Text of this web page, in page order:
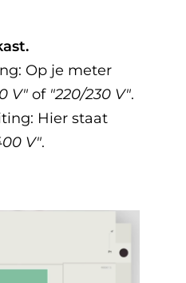
Op je meter
V"of "220/230 V".
Hier staat
V".